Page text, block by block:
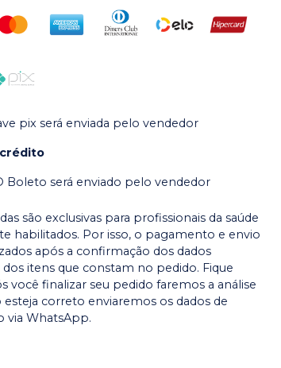
pix será enviada pelo vendedor
Boleto será enviado pelo vendedor
são exclusivas para profissionais da saúde
habilitados. Por isso, o pagamento e envio
após a confirmação dos dados
dos itens que constam no pedido. Fique
você finalizar seu pedido faremos a análise
esteja correto enviaremos os dados de
via WhatsApp.